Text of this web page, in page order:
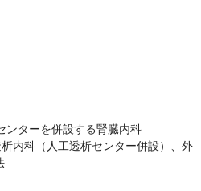
ターを併設する腎臓内科
内科（人工透析センター併設）、外